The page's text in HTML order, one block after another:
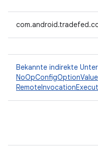
Bekannte indirekte